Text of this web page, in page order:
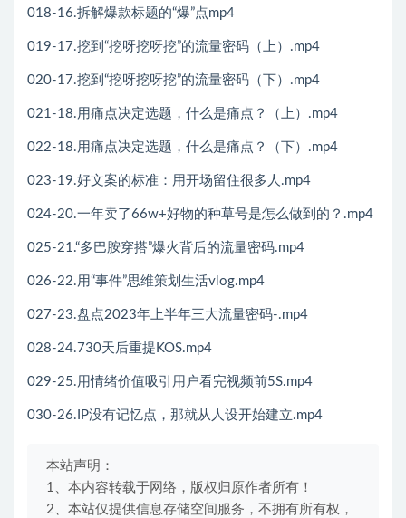
018-16.拆解爆款标题的“爆”点mp4
019-17.挖到“挖呀挖呀挖”的流量密码（上）.mp4
020-17.挖到“挖呀挖呀挖”的流量密码（下）.mp4
021-18.用痛点决定选题，什么是痛点？（上）.mp4
022-18.用痛点决定选题，什么是痛点？（下）.mp4
023-19.好文案的标准：用开场留住很多人.mp4
024-20.一年卖了66w+好物的种草号是怎么做到的？.mp4
025-21.“多巴胺穿搭”爆火背后的流量密码.mp4
026-22.用“事件”思维策划生活vlog.mp4
027-23.盘点2023年上半年三大流量密码-.mp4
028-24.730天后重提KOS.mp4
029-25.用情绪价值吸引用户看完视频前5S.mp4
030-26.IP没有记忆点，那就从人设开始建立.mp4
本站声明：
1、本内容转载于网络，版权归原作者所有！
2、本站仅提供信息存储空间服务，不拥有所有权，